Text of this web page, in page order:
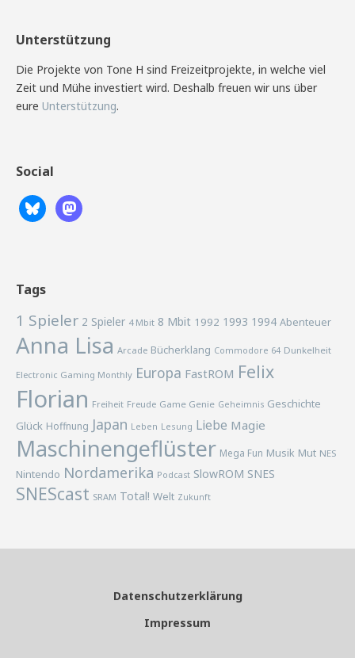
Unterstützung
Die Projekte von Tone H sind Freizeitprojekte, in welche viel
Zeit und Mühe investiert wird. Deshalb freuen wir uns über
eure Unterstützung.
Social
Tags
1 Spieler 2 Spieler 4 Mbit 8 Mbit 1992 1993 1994 Abenteuer
Anna Lisa Arcade Bücherklang Commodore 64 Dunkelheit
Electronic Gaming Monthly Europa FastROM Felix
Florian Freiheit Freude Game Genie Geheimnis Geschichte
Glück Hoffnung Japan Leben Lesung Liebe Magie
Maschinengeflüster Mega Fun Musik Mut NES
Nintendo Nordamerika Podcast SlowROM SNES
SNEScast SRAM Total! Welt Zukunft
Datenschutzerklärung
Impressum